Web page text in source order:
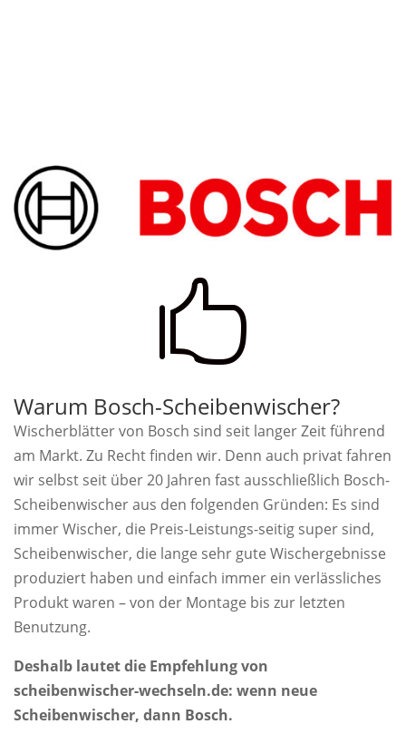

Warum Bosch-Scheibenwischer?
Wischerblätter von Bosch sind seit langer Zeit führend
am Markt. Zu Recht finden wir. Denn auch privat fahren
wir selbst seit über 20 Jahren fast ausschließlich Bosch-
Scheibenwischer aus den folgenden Gründen: Es sind
immer Wischer, die Preis-Leistungs-seitig super sind,
Scheibenwischer, die lange sehr gute Wischergebnisse
produziert haben und einfach immer ein verlässliches
Produkt waren – von der Montage bis zur letzten
Benutzung.
Deshalb lautet die Empfehlung von
scheibenwischer-wechseln.de: wenn neue
Scheibenwischer, dann Bosch.